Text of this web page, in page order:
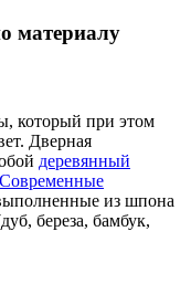
материалу
который при этом
Дверная
деревянный
Современные
из шпона
береза, бамбук,